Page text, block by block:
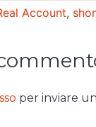
Account,
per inviare